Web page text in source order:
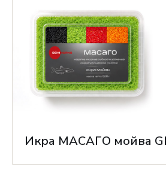
Икра МАСАГО мойва